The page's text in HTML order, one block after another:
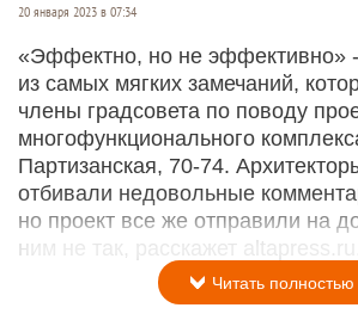
20 января 2023 в 07:34
«Эффектно, но не эффективно»
из самых мягких замечаний,
члены градсовета по поводу
многофункционального
Партизанская, 70-74.
отбивали недовольные
но проект все же отправили на
ним не так, расскажет altapress.ru.
Читать полностью